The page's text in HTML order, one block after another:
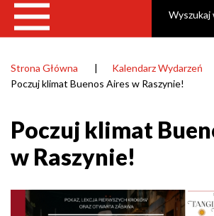
Ścieżka
Strona Główna
Kalendarz Wydarzeń
Poczuj klimat Buenos Aires w Raszynie!
Poczuj klimat
w Raszynie!